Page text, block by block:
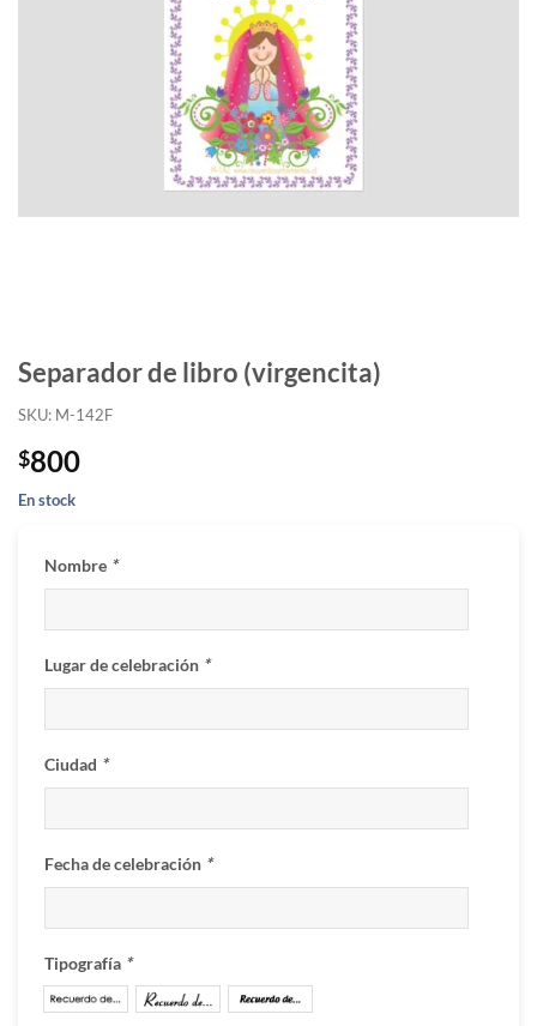
Separador de libro (virgencita)
SKU: M-142F
$800
En stock
Nombre *
Lugar de celebración *
Ciudad *
Fecha de celebración *
Tipografía *